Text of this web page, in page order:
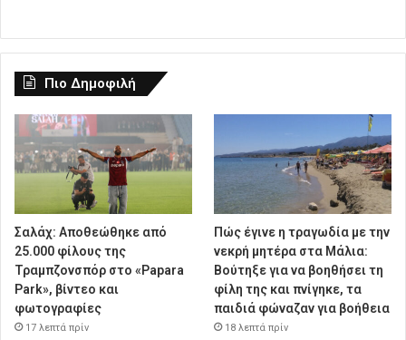
Πιο Δημοφιλή
Σαλάχ: Αποθεώθηκε από
25.000 φίλους της
Τραμπζονσπόρ στο «Papara
Park», βίντεο και
φωτογραφίες
17 λεπτά πρίν
Πώς έγινε η τραγωδία με την
νεκρή μητέρα στα Μάλια:
Βούτηξε για να βοηθήσει τη
φίλη της και πνίγηκε, τα
παιδιά φώναζαν για βοήθεια
18 λεπτά πρίν